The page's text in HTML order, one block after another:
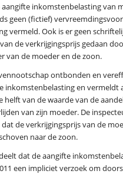
inkomstenbelasting van
geen (fictief)
vermeld. Ook is er geen
de verkrijgingsprijs gedaan
van de moeder en de zoon.
ontbonden en
inkomstenbelasting en vermeldt
helft van de waarde van de
van zijn moeder. De
de verkrijgingsprijs van de
naar de zoon.
dat de aangifte
een impliciet verzoek om